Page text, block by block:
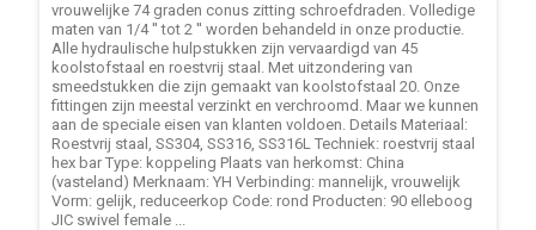
vrouwelijke 74 graden conus zitting schroefdraden. Volledige
maten van 1/4 '' tot 2 '' worden behandeld in onze productie.
Alle hydraulische hulpstukken zijn vervaardigd van 45
koolstofstaal en roestvrij staal. Met uitzondering van
smeedstukken die zijn gemaakt van koolstofstaal 20. Onze
fittingen zijn meestal verzinkt en verchroomd. Maar we kunnen
aan de speciale eisen van klanten voldoen. Details Materiaal:
Roestvrij staal, SS304, SS316, SS316L Techniek: roestvrij staal
hex bar Type: koppeling Plaats van herkomst: China
(vasteland) Merknaam: YH Verbinding: mannelijk, vrouwelijk
Vorm: gelijk, reduceerkop Code: rond Producten: 90 elleboog
JIC swivel female ...